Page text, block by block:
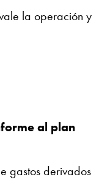
la operación y
al plan
gastos derivados